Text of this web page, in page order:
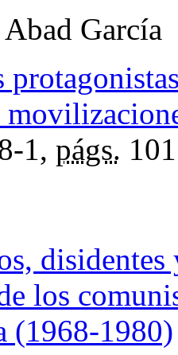
García
1, págs.
los
(1968-1980)